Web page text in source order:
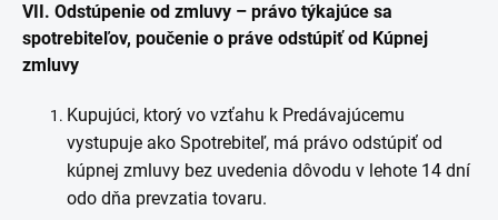
VII. Odstúpenie od zmluvy – právo týkajúce sa
spotrebiteľov, poučenie o práve odstúpiť od Kúpnej
zmluvy
Kupujúci, ktorý vo vzťahu k Predávajúcemu
vystupuje ako Spotrebiteľ, má právo odstúpiť od
kúpnej zmluvy bez uvedenia dôvodu v lehote 14 dní
odo dňa prevzatia tovaru.